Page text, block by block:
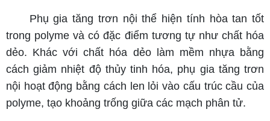
Phụ gia tăng trơn nội thể hiện tính hòa tan tốt
trong polyme và có đặc điểm tương tự như chất hóa
dẻo. Khác với chất hóa dẻo làm mềm nhựa bằng
cách giảm nhiệt độ thủy tinh hóa, phụ gia tăng trơn
nội hoạt động bằng cách len lỏi vào cấu trúc cầu của
polyme, tạo khoảng trống giữa các mạch phân tử.